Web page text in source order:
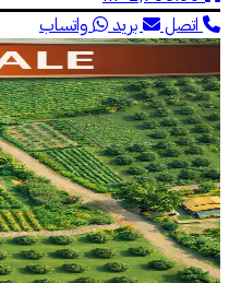
اتصل
بريد واتساب